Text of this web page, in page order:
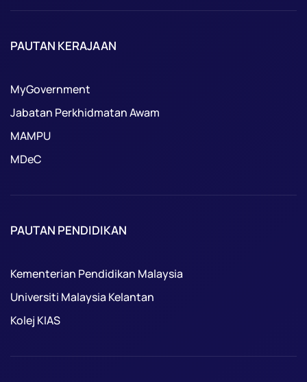
PAUTAN KERAJAAN
MyGovernment
Jabatan Perkhidmatan Awam
MAMPU
MDeC
PAUTAN PENDIDIKAN
Kementerian Pendidikan Malaysia
Universiti Malaysia Kelantan
Kolej KIAS